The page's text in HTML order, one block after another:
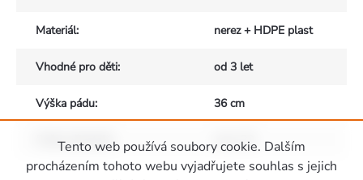
Tento web používá soubory cookie. Dalším
procházením tohoto webu vyjadřujete souhlas s jejich
Materiál: nerez + HDPE plast
Vhodné pro děti: od 3 let
Výška pádu: 36 cm
Počet uživatelů : max. 20
Zápatí